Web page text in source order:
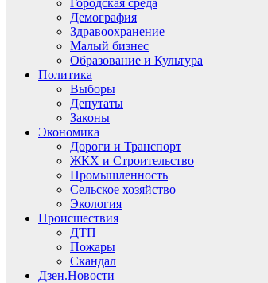
Городская среда
Демография
Здравоохранение
Малый бизнес
Образование и Культура
Политика
Выборы
Депутаты
Законы
Экономика
Дороги и Транспорт
ЖКХ и Строительство
Промышленность
Сельское хозяйство
Экология
Происшествия
ДТП
Пожары
Скандал
Дзен.Новости